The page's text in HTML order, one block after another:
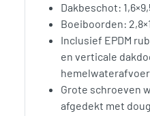
Dakbeschot:
Boeiboorden:
Inclusief EPDM
en verticale
hemelwaterafvoer.
Grote schroeven
afgedekt met